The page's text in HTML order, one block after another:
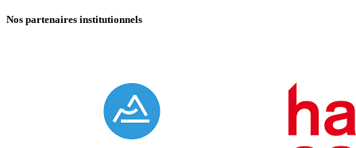
Nos partenaires institutionnels